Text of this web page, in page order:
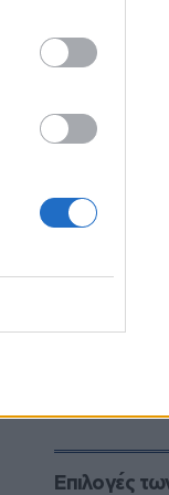
Επιλογές